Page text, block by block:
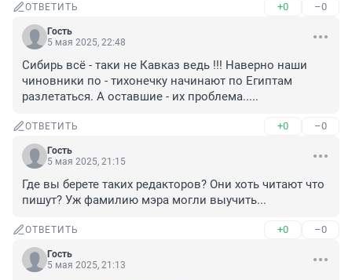
ОТВЕТИТЬ +0 –0
Гость
5 мая 2025, 22:48
Сибирь всё - таки не Кавказ ведь !!! Наверно наши
чиновники по - тихонечку начинают по Египтам
разлетаться. А оставшие - их проблема.....
ОТВЕТИТЬ +0 –0
Гость
5 мая 2025, 21:15
Где вы берете таких редакторов? Они хоть читают что
пишут? Уж фамилию мэра могли выучить...
ОТВЕТИТЬ +0 –0
Гость
5 мая 2025, 21:13